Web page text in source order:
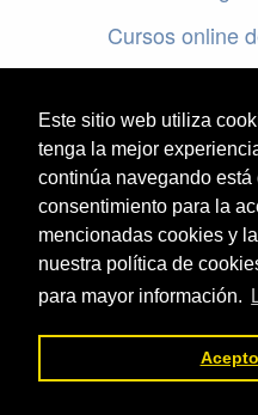
Este sitio web utiliza
tenga la mejor
continúa navegando está
consentimiento para la
mencionadas cookies y
nuestra política de
para mayor información.
Acepto
Cursos online
Evaluación en
Criterios de
Rúbricas de
El valor de la Educación